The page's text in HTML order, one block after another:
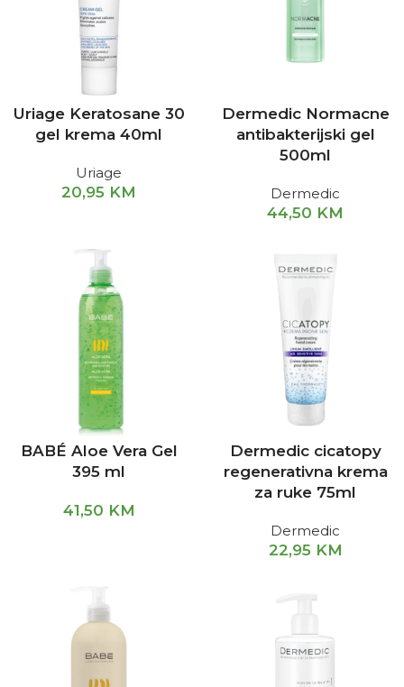
Uriage Keratosane 30
gel krema 40ml
Uriage
20,95 KM
Dermedic Normacne
antibakterijski gel
500ml
Dermedic
44,50 KM
BABÉ Aloe Vera Gel
395 ml
41,50 KM
Dermedic cicatopy
regenerativna krema
za ruke 75ml
Dermedic
22,95 KM